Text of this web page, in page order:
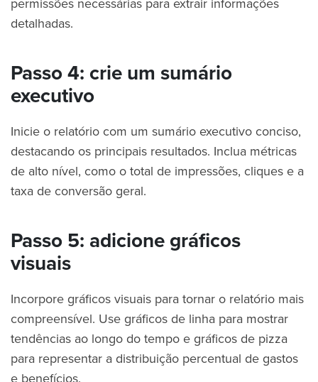
permissões necessárias para extrair informações
detalhadas.
Passo 4: crie um sumário
executivo
Inicie o relatório com um sumário executivo conciso,
destacando os principais resultados. Inclua métricas
de alto nível, como o total de impressões, cliques e a
taxa de conversão geral.
Passo 5: adicione gráficos
visuais
Incorpore gráficos visuais para tornar o relatório mais
compreensível. Use gráficos de linha para mostrar
tendências ao longo do tempo e gráficos de pizza
para representar a distribuição percentual de gastos
e benefícios.